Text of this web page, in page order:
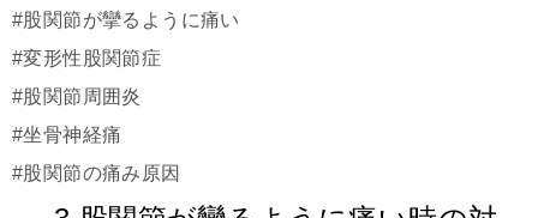
#股関節が攣るように痛い
#変形性股関節症
#股関節周囲炎
#坐骨神経痛
#股関節の痛み原因